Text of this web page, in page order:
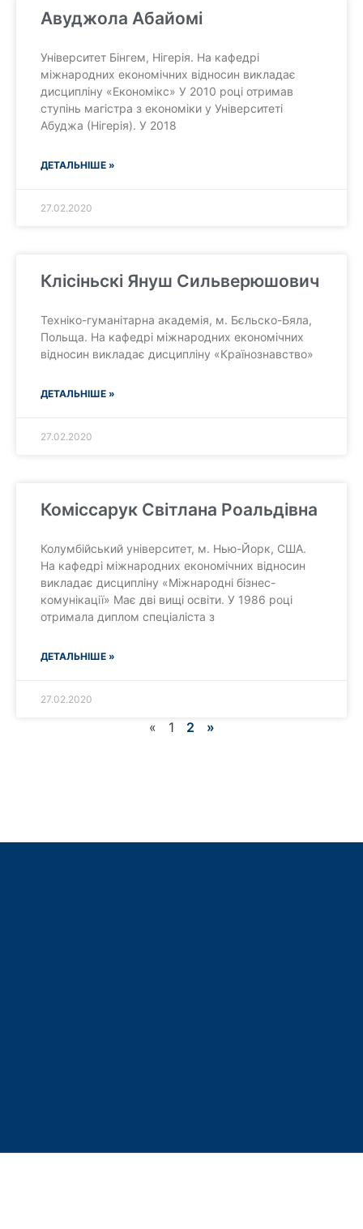
Авуджола Абайомі
Університет Бінгем, Нігерія. На кафедрі
міжнародних економічних відносин викладає
дисципліну «Економікс» У 2010 році отримав
ступінь магістра з економіки у Університеті
Абуджа (Нігерія). У 2018
ДЕТАЛЬНІШЕ »
27.02.2020
Клісіньскі Януш Сильверюшович
Техніко-гуманітарна академія, м. Бєльско-Бяла,
Польща. На кафедрі міжнародних економічних
відносин викладає дисципліну «Країнознавство»
ДЕТАЛЬНІШЕ »
27.02.2020
Коміссарук Світлана Роальдівна
Колумбійський університет, м. Нью-Йорк, США.
На кафедрі міжнародних економічних відносин
викладає дисципліну «Міжнародні бізнес-
комунікації» Має дві вищі освіти. У 1986 році
отримала диплом спеціаліста з
ДЕТАЛЬНІШЕ »
27.02.2020
« 1 2 »